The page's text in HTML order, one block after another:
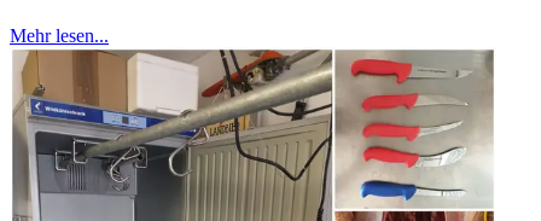
Mehr lesen...